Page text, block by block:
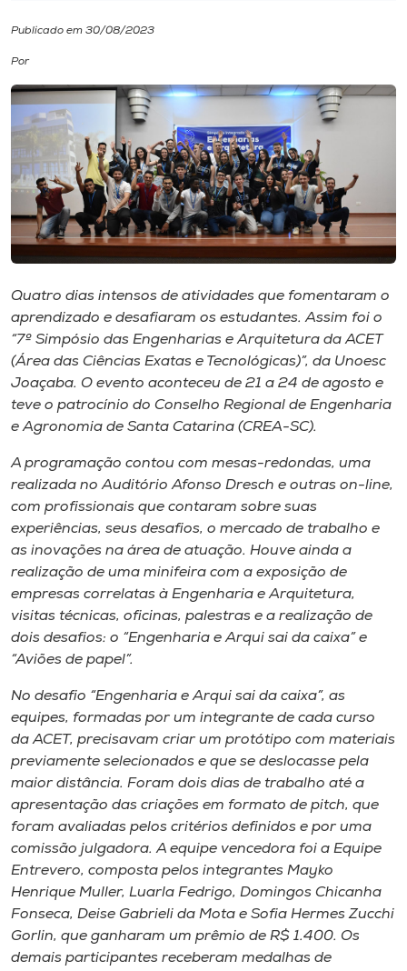
Diplomados
Cultura
CPA
Biblioteca
Editora
Rádio
Museu
Unoesc
Store
Selecione
o idioma
A-
Publicado em 30/08/2023
Por
Quatro dias intensos de atividades que fomentaram o
aprendizado e desafiaram os estudantes. Assim foi o
“7º Simpósio das Engenharias e Arquitetura da ACET
(Área das Ciências Exatas e Tecnológicas)”, da Unoesc
Joaçaba. O evento aconteceu de 21 a 24 de agosto e
teve o patrocínio do Conselho Regional de Engenharia
e Agronomia de Santa Catarina (CREA-SC).
A programação contou com mesas-redondas, uma
realizada no Auditório Afonso Dresch e outras on-line,
com profissionais que contaram sobre suas
experiências, seus desafios, o mercado de trabalho e
as inovações na área de atuação. Houve ainda a
realização de uma minifeira com a exposição de
empresas correlatas à Engenharia e Arquitetura,
visitas técnicas, oficinas, palestras e a realização de
dois desafios: o “Engenharia e Arqui sai da caixa” e
“Aviões de papel”.
No desafio “Engenharia e Arqui sai da caixa”, as
equipes, formadas por um integrante de cada curso
da ACET, precisavam criar um protótipo com materiais
previamente selecionados e que se deslocasse pela
maior distância. Foram dois dias de trabalho até a
apresentação das criações em formato de pitch, que
foram avaliadas pelos critérios definidos e por uma
comissão julgadora. A equipe vencedora foi a Equipe
Entrevero, composta pelos integrantes Mayko
Henrique Muller, Luarla Fedrigo, Domingos Chicanha
Fonseca, Deise Gabrieli da Mota e Sofia Hermes Zucchi
Gorlin, que ganharam um prêmio de R$ 1.400. Os
demais participantes receberam medalhas de